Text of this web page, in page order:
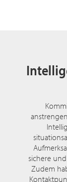
sichere
Zudem